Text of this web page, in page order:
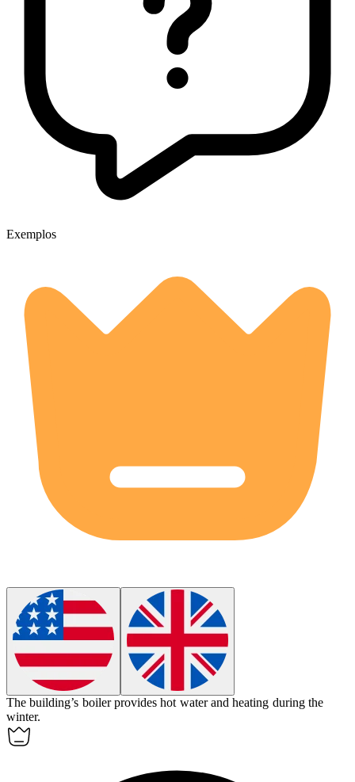
Exemplos
The building’s boiler provides hot water and heating during the
winter.